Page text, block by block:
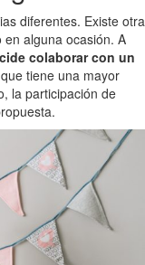
diferentes. Existe otra
alguna ocasión. A
colaborar con un
tiene una mayor
la participación de